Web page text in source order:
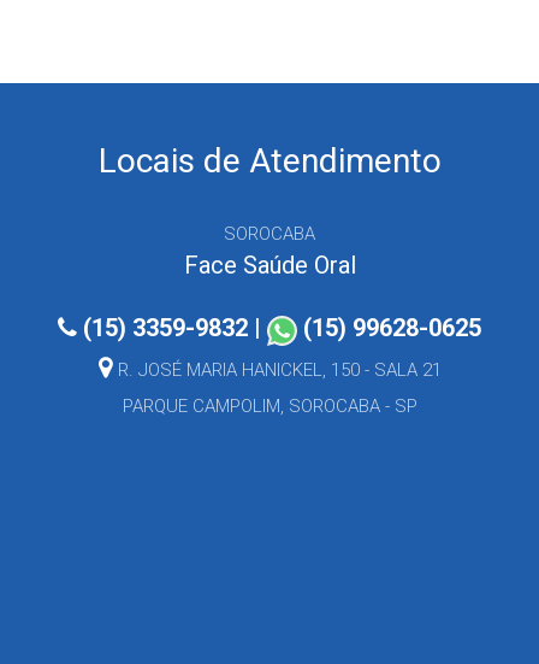
Locais de Atendimento
SOROCABA
Face Saúde Oral
(15) 3359-9832 (15) 99628-0625
R. JOSÉ MARIA HANICKEL, 150 - SALA 21
PARQUE CAMPOLIM, SOROCABA - SP